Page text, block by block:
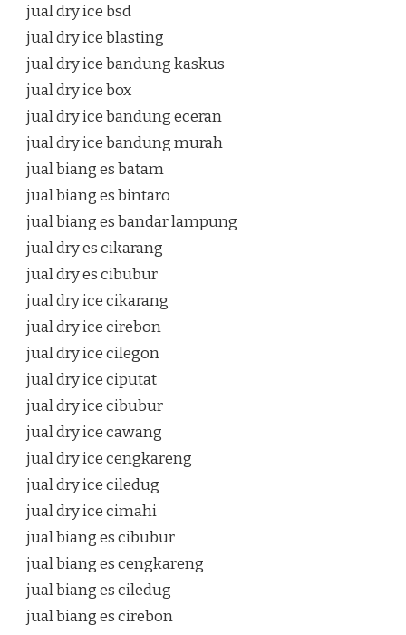
jual dry ice bsd
jual dry ice blasting
jual dry ice bandung kaskus
jual dry ice box
jual dry ice bandung eceran
jual dry ice bandung murah
jual biang es batam
jual biang es bintaro
jual biang es bandar lampung
jual dry es cikarang
jual dry es cibubur
jual dry ice cikarang
jual dry ice cirebon
jual dry ice cilegon
jual dry ice ciputat
jual dry ice cibubur
jual dry ice cawang
jual dry ice cengkareng
jual dry ice ciledug
jual dry ice cimahi
jual biang es cibubur
jual biang es cengkareng
jual biang es ciledug
jual biang es cirebon